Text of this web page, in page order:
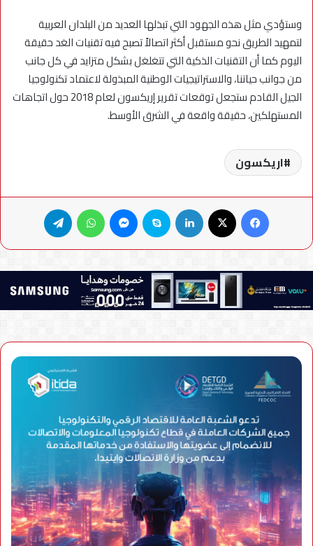
وستؤدي مثل هذه الجهود التي تبذلها العديد من البلدان العربية
لتمهيد الطريق نحو مستقبل أكثر اتصالاً تصبح فيه تقنيات الغد حقيقة
اليوم كما أن التقنيات الذكية التي تتغلغل بشكل متزايد في كل جانب
من جوانب حياتنا، والاستراتيجيات الوطنية المبذولة لاعتماد تكنولوجيا
الجيل القادم ستجعل توقعات تقرير إريكسون لعام 2018 حول اتجاهات
المستهلكين، حقيقة واقعة في الشرق الأوسط.
اريكسون
فيسبوك لينكدإن سكايب ماسنجر واتساب